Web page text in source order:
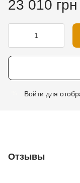
23 010 грн
Войти для
Отзывы